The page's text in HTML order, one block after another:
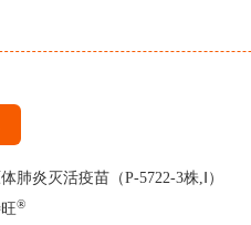
肺炎灭活疫苗（P-5722-3株,Ⅰ）
®